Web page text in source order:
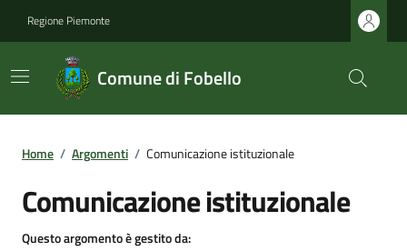
Regione Piemonte
Comune di Fobello
Home / Argomenti / Comunicazione istituzionale
Comunicazione istituzionale
Questo argomento è gestito da: